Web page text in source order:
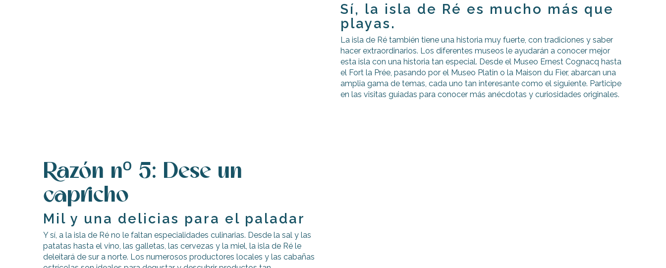
Sí, la isla de Ré es mucho más que
playas.
La isla de Ré también tiene una historia muy fuerte, con tradiciones y saber
hacer extraordinarios. Los diferentes museos le ayudarán a conocer mejor
esta isla con una historia tan especial. Desde el Museo Ernest Cognacq hasta
el Fort la Prée, pasando por el Museo Platin o la Maison du Fier, abarcan una
amplia gama de temas, cada uno tan interesante como el siguiente. Participe
en las visitas guiadas para conocer más anécdotas y curiosidades originales.
Razón nº 5: Dese un
capricho
Mil y una delicias para el paladar
Y sí, a la isla de Ré no le faltan especialidades culinarias. Desde la sal y las
patatas hasta el vino, las galletas, las cervezas y la miel, la isla de Ré le
deleitará de sur a norte. Los numerosos productores locales y las cabañas